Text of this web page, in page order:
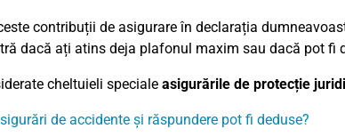
contribuții de asigurare în declarația
dacă ați atins deja plafonul maxim sau dacă pot fi
cheltuieli speciale asigurările de protecție
de accidente și răspundere pot fi deduse?